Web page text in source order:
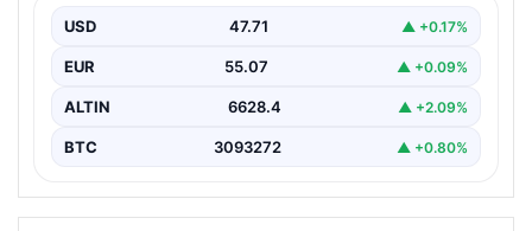
USD 47.71 ▲ +0.17%
EUR 55.07 ▲ +0.09%
ALTIN 6628.4 ▲ +2.09%
BTC 3093272 ▲ +0.80%